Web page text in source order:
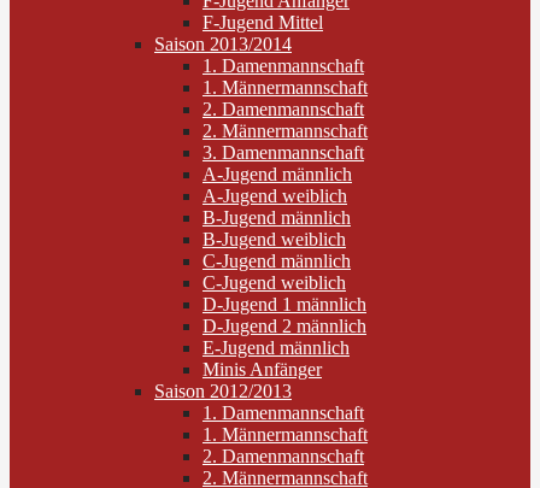
F-Jugend Mittel
Saison 2013/2014
1. Damenmannschaft
1. Männermannschaft
2. Damenmannschaft
2. Männermannschaft
3. Damenmannschaft
A-Jugend männlich
A-Jugend weiblich
B-Jugend männlich
B-Jugend weiblich
C-Jugend männlich
C-Jugend weiblich
D-Jugend 1 männlich
D-Jugend 2 männlich
E-Jugend männlich
Minis Anfänger
Saison 2012/2013
1. Damenmannschaft
1. Männermannschaft
2. Damenmannschaft
2. Männermannschaft